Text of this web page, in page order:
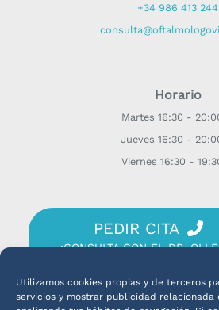
Utilizamos cookies propias y de terceros
servicios y mostrar publicidad relacionada
+34 986 413 244
Horario
Martes 16:30 -
Jueves 16:30 -
Viernes 16:30 -
PEDIR CITA
¡CONSULTA CON EL DR.